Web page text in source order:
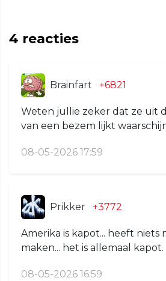
4 reacties
Brainfart +6821
Weten jullie zeker dat ze uit
van een bezem lijkt
08-05-2026 17:59
Prikker +3772
Amerika is kapot... heeft
maken... het is allemaal kapot.
08-05-2026 16:59